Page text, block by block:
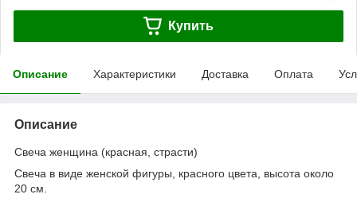
Купить
Описание Характеристики Доставка Оплата
Описание
Свеча женщина (красная, страсти)
Свеча в виде женской фигуры, красного цвета, высота около
20 см.